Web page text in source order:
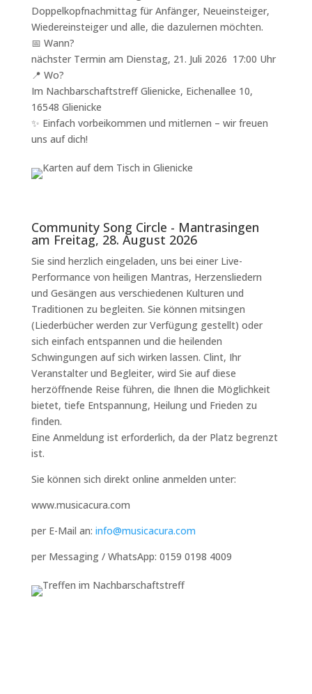
Doppelkopfnachmittag für Anfänger, Neueinsteiger,
Wiedereinsteiger und alle, die dazulernen möchten.
📅 Wann?
nächster Termin am Dienstag, 21. Juli 2026 17:00 Uhr
📍 Wo?
Im Nachbarschaftstreff Glienicke, Eichenallee 10,
16548 Glienicke
✨ Einfach vorbeikommen und mitlernen – wir freuen
uns auf dich!
Community Song Circle - Mantrasingen
am Freitag, 28. August 2026
Sie sind herzlich eingeladen, uns bei einer Live-
Performance von heiligen Mantras, Herzensliedern
und Gesängen aus verschiedenen Kulturen und
Traditionen zu begleiten. Sie können mitsingen
(Liederbücher werden zur Verfügung gestellt) oder
sich einfach entspannen und die heilenden
Schwingungen auf sich wirken lassen. Clint, Ihr
Veranstalter und Begleiter, wird Sie auf diese
herzöffnende Reise führen, die Ihnen die Möglichkeit
bietet, tiefe Entspannung, Heilung und Frieden zu
finden.
Eine Anmeldung ist erforderlich, da der Platz begrenzt
ist.
Sie können sich direkt online anmelden unter:
www.musicacura.com
per E-Mail an: info@musicacura.com
per Messaging / WhatsApp: 0159 0198 4009